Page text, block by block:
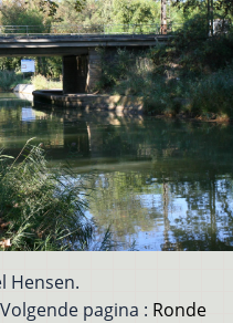
Hensen.
pagina : Ronde